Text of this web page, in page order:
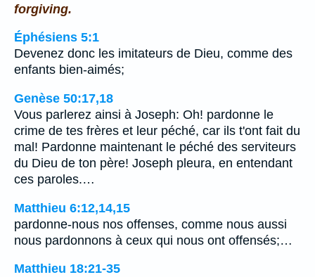
forgiving.
Éphésiens 5:1
Devenez donc les imitateurs de Dieu, comme des
enfants bien-aimés;
Genèse 50:17,18
Vous parlerez ainsi à Joseph: Oh! pardonne le
crime de tes frères et leur péché, car ils t'ont fait du
mal! Pardonne maintenant le péché des serviteurs
du Dieu de ton père! Joseph pleura, en entendant
ces paroles.…
Matthieu 6:12,14,15
pardonne-nous nos offenses, comme nous aussi
nous pardonnons à ceux qui nous ont offensés;…
Matthieu 18:21-35